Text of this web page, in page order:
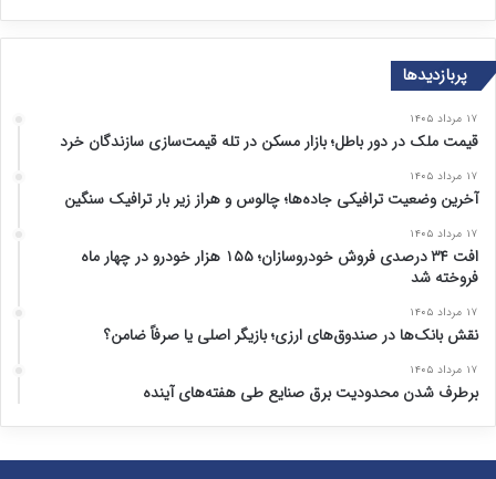
پربازدیدها
۱۷ مرداد ۱۴۰۵
قیمت ملک در دور باطل؛ بازار مسکن در تله قیمت‌سازی سازندگان خرد
۱۷ مرداد ۱۴۰۵
آخرین وضعیت ترافیکی جاده‌ها؛ چالوس و هراز زیر بار ترافیک سنگین
۱۷ مرداد ۱۴۰۵
افت ۳۴ درصدی فروش خودروسازان؛ ۱۵۵ هزار خودرو در چهار ماه
فروخته شد
۱۷ مرداد ۱۴۰۵
نقش بانک‌ها در صندوق‌های ارزی؛ بازیگر اصلی یا صرفاً ضامن؟
۱۷ مرداد ۱۴۰۵
برطرف شدن محدودیت‌ برق صنایع طی هفته‌های آینده